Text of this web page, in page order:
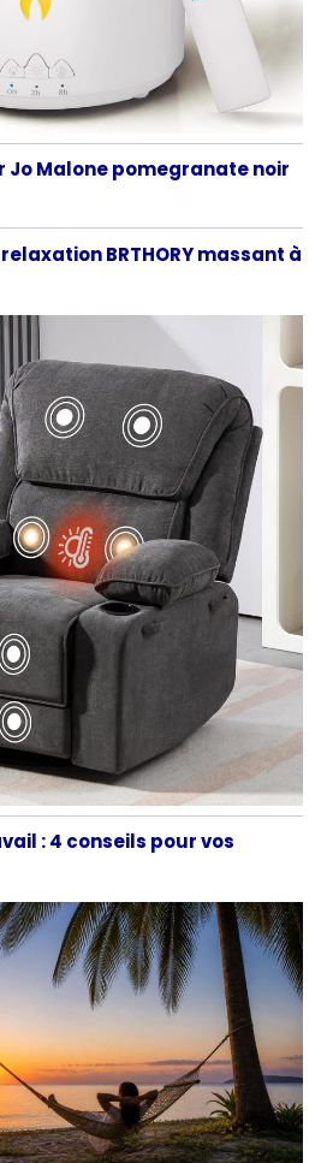
Jo Malone pomegranate noir
BRTHORY massant à
: 4 conseils pour vos